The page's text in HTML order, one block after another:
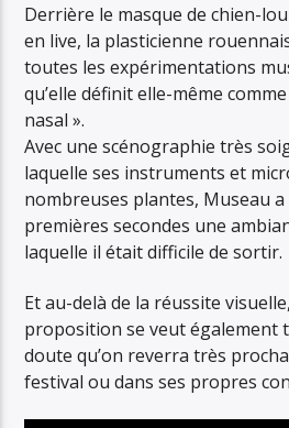
Derrière le masque de chien-
en live, la plasticienne
toutes les expérimentations
qu’elle définit elle-même
nasal ».
Avec une scénographie très
laquelle ses instruments et
nombreuses plantes, Museau a
premières secondes une
laquelle il était difficile de sortir.
Et au-delà de la réussite
proposition se veut également
doute qu’on reverra très
festival ou dans ses propres